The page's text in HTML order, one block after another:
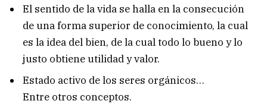
El sentido de la vida se halla en la consecución
de una forma superior de conocimiento, la cual
es la idea del bien, de la cual todo lo bueno y lo
justo obtiene utilidad y valor.
Estado activo de los seres orgánicos…
Entre otros conceptos.